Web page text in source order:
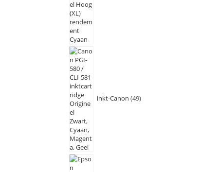
inkt-Canon 49